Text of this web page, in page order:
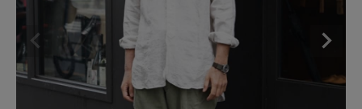
SHOP
INFORMATION
ご利用ガイド